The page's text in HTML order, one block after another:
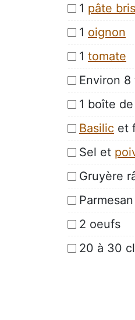
1 pâte
1 oignon
1 tomate
Environ
1 boîte
Basilic et
Sel et
Gruyère
2 oeufs
20 à 30